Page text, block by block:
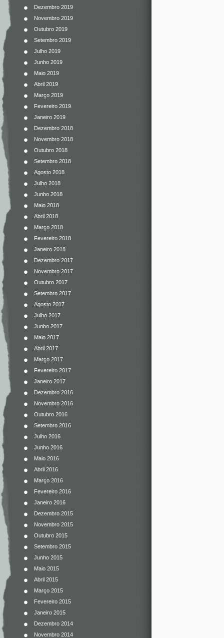
Dezembro 2019
Novembro 2019
Outubro 2019
Setembro 2019
Julho 2019
Junho 2019
Maio 2019
Abril 2019
Março 2019
Fevereiro 2019
Janeiro 2019
Dezembro 2018
Novembro 2018
Outubro 2018
Setembro 2018
Agosto 2018
Julho 2018
Junho 2018
Maio 2018
Abril 2018
Março 2018
Fevereiro 2018
Janeiro 2018
Dezembro 2017
Novembro 2017
Outubro 2017
Setembro 2017
Agosto 2017
Julho 2017
Junho 2017
Maio 2017
Abril 2017
Março 2017
Fevereiro 2017
Janeiro 2017
Dezembro 2016
Novembro 2016
Outubro 2016
Setembro 2016
Julho 2016
Junho 2016
Maio 2016
Abril 2016
Março 2016
Fevereiro 2016
Janeiro 2016
Dezembro 2015
Novembro 2015
Outubro 2015
Setembro 2015
Junho 2015
Maio 2015
Abril 2015
Março 2015
Fevereiro 2015
Janeiro 2015
Dezembro 2014
Novembro 2014